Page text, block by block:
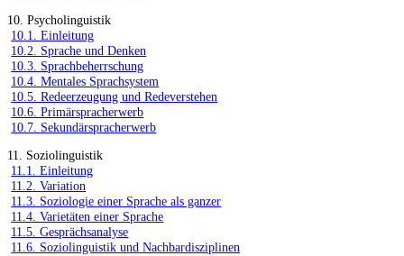
10. Psycholinguistik
10.1. Einleitung
10.2. Sprache und Denken
10.3. Sprachbeherrschung
10.4. Mentales Sprachsystem
10.5. Redeerzeugung und Redeverstehen
10.6. Primärspracherwerb
10.7. Sekundärspracherwerb
11. Soziolinguistik
11.1. Einleitung
11.2. Variation
11.3. Soziologie einer Sprache als ganzer
11.4. Varietäten einer Sprache
11.5. Gesprächsanalyse
11.6. Soziolinguistik und Nachbardisziplinen